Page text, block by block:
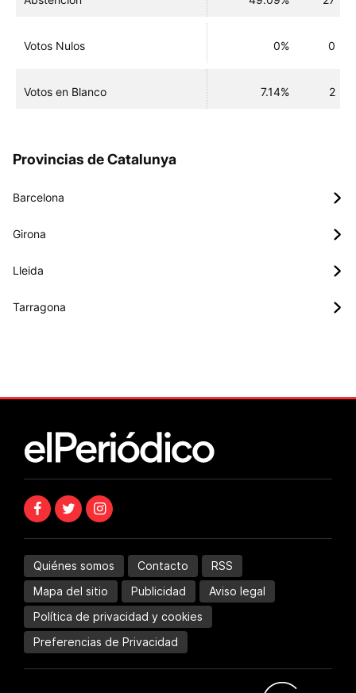
Votos Nulos 0% 0
Votos en Blanco 7.14% 2
Provincias de Catalunya
Barcelona
Girona
Lleida
Tarragona
Quiénes somos Contacto
RSS
Mapa del sitio
Publicidad
Aviso legal
Política de privacidad y cookies
Preferencias de Privacidad